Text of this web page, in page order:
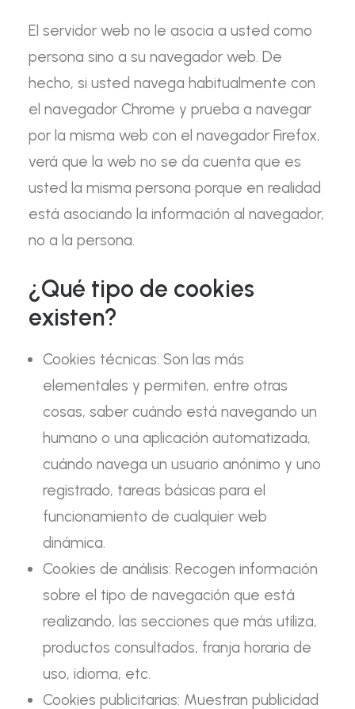
El servidor web no le asocia a usted como
persona sino a su navegador web. De
hecho, si usted navega habitualmente con
el navegador Chrome y prueba a navegar
por la misma web con el navegador Firefox,
verá que la web no se da cuenta que es
usted la misma persona porque en realidad
está asociando la información al navegador,
no a la persona.
¿Qué tipo de cookies
existen?
Cookies técnicas: Son las más
elementales y permiten, entre otras
cosas, saber cuándo está navegando un
humano o una aplicación automatizada,
cuándo navega un usuario anónimo y uno
registrado, tareas básicas para el
funcionamiento de cualquier web
dinámica.
Cookies de análisis: Recogen información
sobre el tipo de navegación que está
realizando, las secciones que más utiliza,
productos consultados, franja horaria de
uso, idioma, etc.
Cookies publicitarias: Muestran publicidad